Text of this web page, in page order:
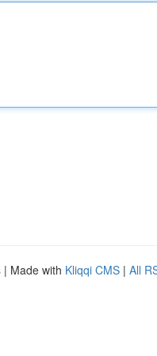
| Made with Kliqqi CMS | All